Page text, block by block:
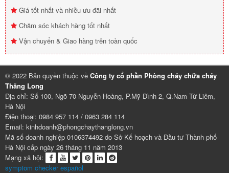
Giá tốt nhất và nhiều ưu đãi nhất
Chăm sóc khách hàng tốt nhất
Vận chuyển & Giao hàng trên toàn quốc
© 2022 Bản quyền thuộc về Công ty cổ phần Phòng cháy chữa cháy
Thăng Long
Địa chỉ: Số 100, Ngõ 70 Nguyễn Hoàng, P.Mỹ Đình 2, Q.Nam Từ Liêm,
Hà Nội
Điện thoại: 0984 957 114 / 0963 284 114
Email: kinhdoanh@phongchaythanglong.vn
Mã số doanh nghiệp 0106374492 do Sở Kế hoạch và Đầu tư Thành phố
Hà Nội cấp ngày 26 tháng 11 năm 2013
Mạng xã hội:
symptom checker español